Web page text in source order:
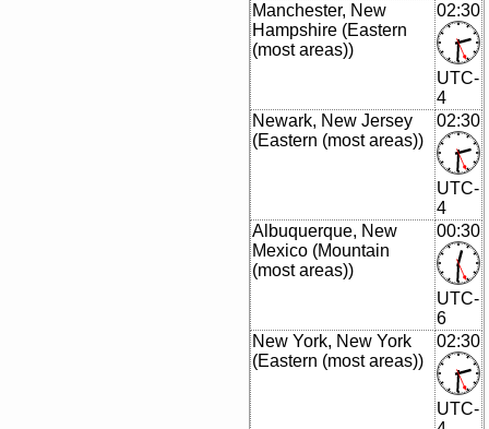
Manchester, New
Hampshire (Eastern
(most areas))
02:30
UTC-
4
Newark, New Jersey
(Eastern (most areas))
02:30
UTC-
4
Albuquerque, New
Mexico (Mountain
(most areas))
00:30
UTC-
6
New York, New York
(Eastern (most areas))
02:30
UTC-